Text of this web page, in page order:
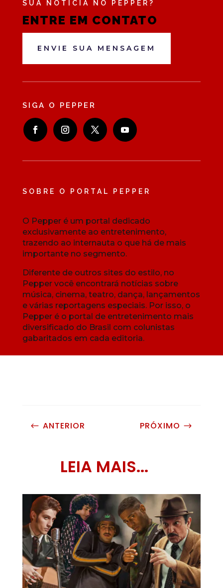
SUA NOTÍCIA NO PEPPER?
ENTRE EM CONTATO
ENVIE SUA MENSAGEM
SIGA O PEPPER
SOBRE O PORTAL PEPPER
O Pepper é um portal dedicado
exclusivamente ao entretenimento,
trazendo ao internauta o que há de mais
importante no segmento.
Diferente de outros sites do estilo, no
Pepper você encontrará notícias sobre
música, cinema, teatro, dança, lançamentos
e várias reportagens especiais. Por isso, o
Pepper é o portal de entretenimento mais
diversificado do Brasil com colunistas
gabaritados em cada editoria.
# ANTERIOR PRÓXIMO $
LEIA MAIS...